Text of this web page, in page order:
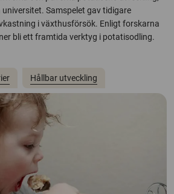
universitet. Samspelet gav tidigare
i växthusförsök. Enligt forskarna
bli ett framtida verktyg i potatisodling.
Hållbar utveckling